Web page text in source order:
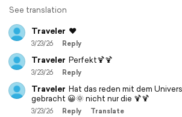
See translation
Traveler ❤️
3/23/26 Reply
Traveler Perfekt🍹🍹
3/23/26 Reply
Traveler Hat das reden mit dem
gebracht 😀🌞 nicht nur die 🍹🍹
3/23/26 Reply Translate